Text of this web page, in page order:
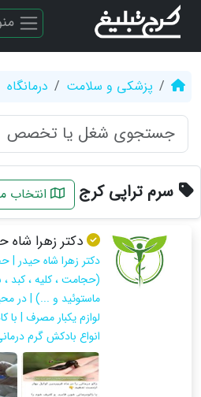
پزشکی و سلامت درمانگاه
سرم تراپی کرج انتخاب
دکتر زهرا شاه
دکتر زهرا شاه حیدر
(حجامت ، کلیه ، کبد ،
ماستوئید و ...) | در
لوازم یکبار مصرف |
انواع بادکش گرم